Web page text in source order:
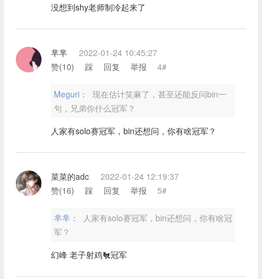
没想到shy老师制冷起来了
芈芈
2022-01-24 10:45:27
赞(10) 踩 回复 举报 4#
Meguri：
现在估计笑麻了，甚至还能反问bin一
句，兄弟你什么冠军？
人家有solo赛冠军，bin还想问，你有啥冠军？
菜菜的adc
2022-01-24 12:19:37
赞(16) 踩 回复 举报 5#
芈芈：
人家有solo赛冠军，bin还想问，你有啥冠
军？
幻峰 老子射鸡🐔冠军